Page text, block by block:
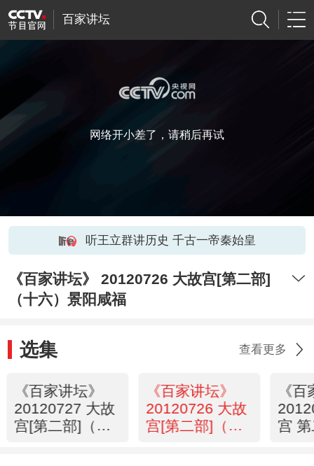
百家讲坛
网络开小差了，请稍后再试
听王立群讲历史 千古一帝秦始皇
《百家讲坛》 20120726 大故宫[第二部]
（十六）景阳咸福
选集 查看更多
《百家讲坛》
20120727 大故
宫[第二部]（十
《百家讲坛》
20120726 大故
宫[第二部]（十
《
宫